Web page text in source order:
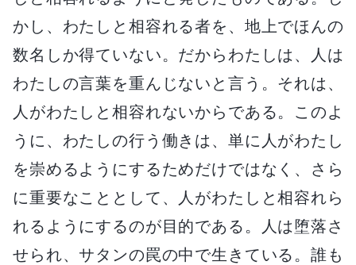
かし、わたしと相容れる者を、地上でほんの
数名しか得ていない。だからわたしは、人は
わたしの言葉を重んじないと言う。それは、
人がわたしと相容れないからである。このよ
うに、わたしの行う働きは、単に人がわたし
を崇めるようにするためだけではなく、さら
に重要なこととして、人がわたしと相容れら
れるようにするのが目的である。人は堕落さ
せられ、サタンの罠の中で生きている。誰も